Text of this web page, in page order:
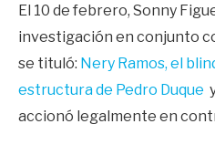
El 10 de febrero, Sonny
investigación en conjunto
se tituló: Nery Ramos, el
estructura de Pedro Duque
accionó legalmente en